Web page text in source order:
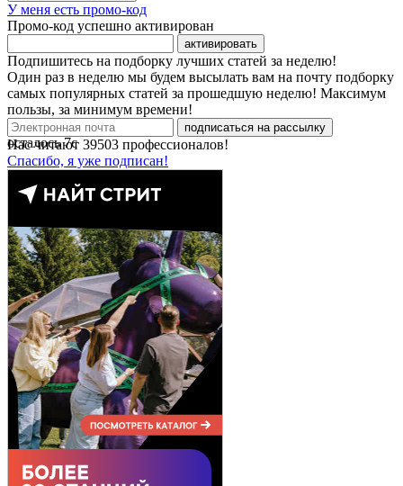
У меня есть промо-код
Промо-код успешно активирован
активировать
Подпишитесь на подборку лучших статей за неделю!
Один раз в неделю мы будем высылать вам на почту подборку
самых популярных статей за прошедшую неделю! Максимум
пользы, за минимум времени!
подписаться на рассылку
Нас читают 39503 профессионалов!
Спасибо, я уже подписан!
осталось7с